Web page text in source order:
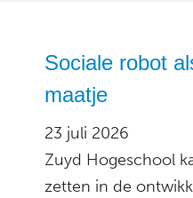
Sociale robot
maatje
23 juli 2026
Zuyd Hogeschool
zetten in de